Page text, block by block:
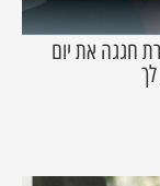
חגגה את יום